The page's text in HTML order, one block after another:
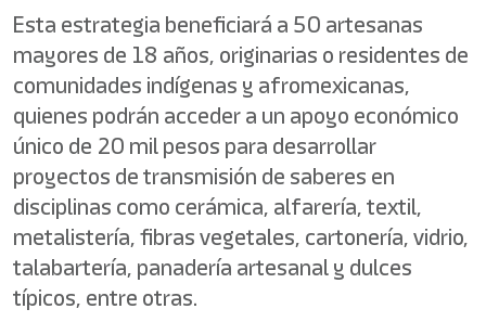
Esta estrategia beneficiará a 50 artesanas
mayores de 18 años, originarias o residentes de
comunidades indígenas y afromexicanas,
quienes podrán acceder a un apoyo económico
único de 20 mil pesos para desarrollar
proyectos de transmisión de saberes en
disciplinas como cerámica, alfarería, textil,
metalistería, fibras vegetales, cartonería, vidrio,
talabartería, panadería artesanal y dulces
típicos, entre otras.